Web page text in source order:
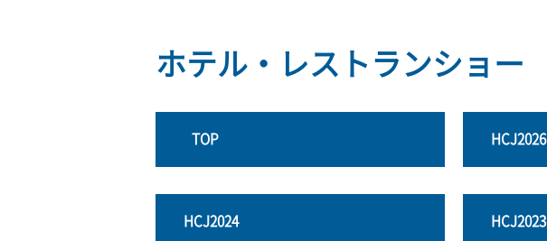
ホテル・レストランショー
TOP HCJ2026
HCJ2024 HCJ2023